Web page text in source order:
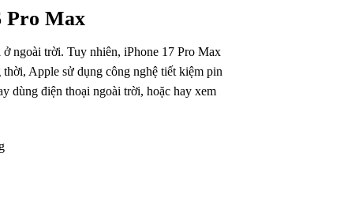
Pro Max
ngoài trời. Tuy nhiên, iPhone 17 Pro Max
Apple sử dụng công nghệ tiết kiệm pin
dùng điện thoại ngoài trời, hoặc hay xem